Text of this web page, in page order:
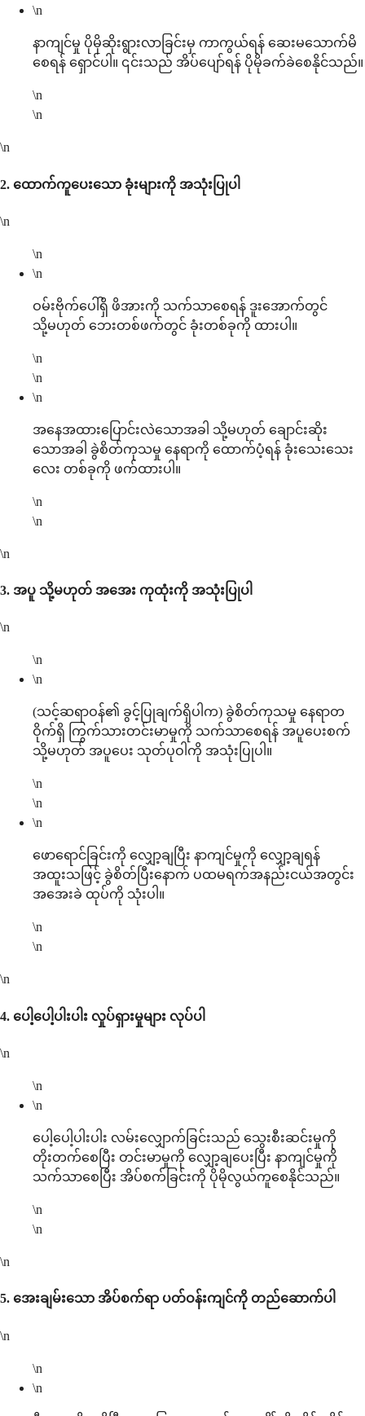
\n
နာကျင်မှု ပိုမိုဆိုးရွားလာခြင်းမှ ကာကွယ်ရန် ဆေးမသောက်မိ
စေရန် ရှောင်ပါ။ ၎င်းသည် အိပ်ပျော်ရန် ပိုမိုခက်ခဲစေနိုင်သည်။
\n
\n
\n
2. ထောက်ကူပေးသော ခုံးများကို အသုံးပြုပါ
\n
\n
\n
ဝမ်းဗိုက်ပေါ်ရှိ ဖိအားကို သက်သာစေရန် ဒူးအောက်တွင်
သို့မဟုတ် ဘေးတစ်ဖက်တွင် ခုံးတစ်ခုကို ထားပါ။
\n
\n
\n
အနေအထားပြောင်းလဲသောအခါ သို့မဟုတ် ချောင်းဆိုး
သောအခါ ခွဲစိတ်ကုသမှု နေရာကို ထောက်ပံ့ရန် ခုံးသေးသေး
လေး တစ်ခုကို ဖက်ထားပါ။
\n
\n
\n
3. အပူ သို့မဟုတ် အအေး ကုထုံးကို အသုံးပြုပါ
\n
\n
\n
(သင့်ဆရာဝန်၏ ခွင့်ပြုချက်ရှိပါက) ခွဲစိတ်ကုသမှု နေရာတ
ဝိုက်ရှိ ကြွက်သားတင်းမာမှုကို သက်သာစေရန် အပူပေးစက်
သို့မဟုတ် အပူပေး သုတ်ပုဝါကို အသုံးပြုပါ။
\n
\n
\n
ဖောရောင်ခြင်းကို လျှော့ချပြီး နာကျင်မှုကို လျှော့ချရန်
အထူးသဖြင့် ခွဲစိတ်ပြီးနောက် ပထမရက်အနည်းငယ်အတွင်း
အအေးခဲ ထုပ်ကို သုံးပါ။
\n
\n
\n
4. ပေါ့ပေါ့ပါးပါး လှုပ်ရှားမှုများ လုပ်ပါ
\n
\n
\n
ပေါ့ပေါ့ပါးပါး လမ်းလျှောက်ခြင်းသည် သွေးစီးဆင်းမှုကို
တိုးတက်စေပြီး တင်းမာမှုကို လျှော့ချပေးပြီး နာကျင်မှုကို
သက်သာစေပြီး အိပ်စက်ခြင်းကို ပိုမိုလွယ်ကူစေနိုင်သည်။
\n
\n
\n
5. အေးချမ်းသော အိပ်စက်ရာ ပတ်ဝန်းကျင်ကို တည်ဆောက်ပါ
\n
\n
\n